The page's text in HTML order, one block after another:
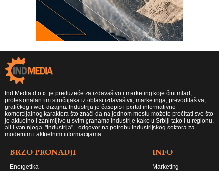
Ind Media d.o.o. je preduzeće za izdavaštvo i marketing koje čini mlad,
profesionalan tim stručnjaka iz oblasi izdavaštva, marketinga, prevodilaštva,
grafičkog i web dizajna. Industrija je časopis i portal informativno-
komercijalnog karaktera što znači da na jednom mestu možete pročitati sve što
je aktuelno i zanimljivo u svim granama industrije kako u Srbiji tako i u regionu,
ali i van njega. "Industrija" - odgovor na potrebu industrijskog sektora za
modernim i aktuelnim informacijama.
BRZO PRONADJI
Energetika
INFO
Marketing